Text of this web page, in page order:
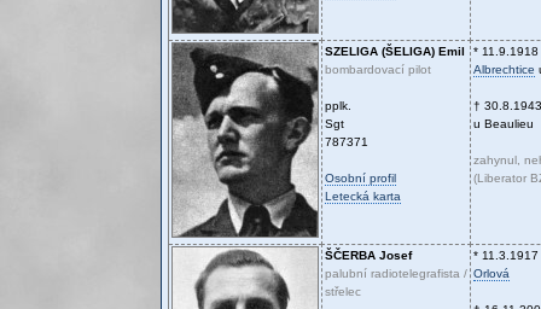
SZELIGA (ŠELIGA) Emil
bombardovací pilot
pplk.
Sgt
787371
Osobní profil
Letecká karta
* 11.9.1918
Albrechtice
† 30.8.1943
u Beaulieu
zahynul,
(Liberator
ŠČERBA Josef
palubní radiotelegrafista /
střelec
* 11.3.1917
Orlová